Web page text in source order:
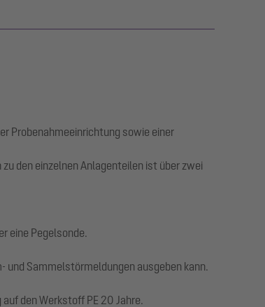
Probenahmeeinrichtung sowie einer
den einzelnen Anlagenteilen ist über zwei
eine Pegelsonde.
Sammelstörmeldungen ausgeben kann.
den Werkstoff PE 20 Jahre.